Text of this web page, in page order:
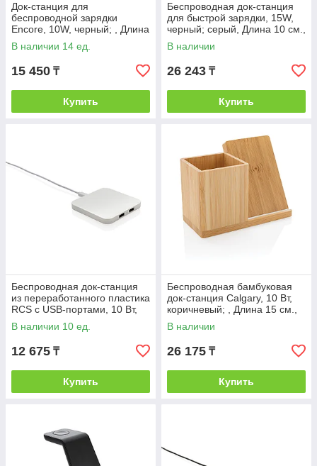
Док-станция для
беспроводной зарядки
Encore, 10W, черный; , Длина
7 см., ширина 8 см., высота 9
см., диаметр 0
В наличии 14 ед.
15 450 ₸
Купить
Беспроводная док-станция
для быстрой зарядки, 15W,
черный; серый, Длина 10 см.,
ширина 10 см., высота 0,6
см.,
В наличии
26 243 ₸
Купить
Беспроводная док-станция
из переработанного пластика
RCS с USB-портами, 10 Вт,
белый; , Длина 8,5 см.,
ширина
В наличии 10 ед.
12 675 ₸
Купить
Беспроводная бамбуковая
док-станция Calgary, 10 Вт,
коричневый; , Длина 15 см.,
ширина 7,2 см., высота 11,2
В наличии
26 175 ₸
Купить